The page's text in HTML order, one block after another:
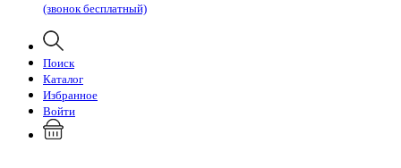
(звонок бесплатный)
Поиск
Каталог
Избранное
Войти